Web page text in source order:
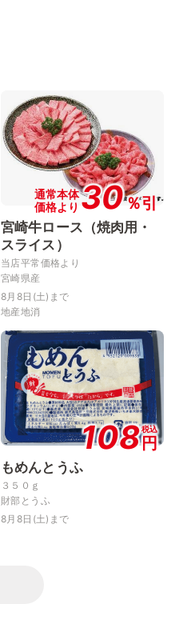
通常本体
価格より 30％引
宮崎牛ロース（焼肉用・
スライス）
当店平常価格より
宮崎県産
8月8日(土)まで
地産地消
108税込
円
もめんとうふ
３５０ｇ
財部とうふ
8月8日(土)まで